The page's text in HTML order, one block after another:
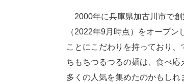
2000年に兵庫県加古川市で創
（2022年9月時点）をオープ
ことにこだわりを持っており
ちもちつるつるの麺は、食べ応
多くの人気を集めたのかもしれ